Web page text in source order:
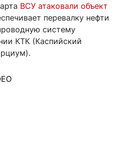
ВСУ атаковали объект
перевалку нефти
систему
КТК (Каспийский